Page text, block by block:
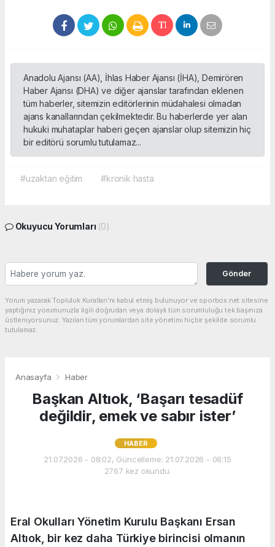
Anadolu Ajansı (AA), İhlas Haber Ajansı (İHA), Demirören
Haber Ajansı (DHA) ve diğer ajanslar tarafından eklenen
tüm haberler, sitemizin editörlerinin müdahalesi olmadan
ajans kanallarından çekilmektedir. Bu haberlerde yer alan
hukuki muhataplar haberi geçen ajanslar olup sitemizin hiç
bir editörü sorumlu tutulamaz...
#uzaktan eğitim #kronik hasta
Okuyucu Yorumları (0)
Gönder
Yorum yazarak Topluluk Kuralları’nı kabul etmiş bulunuyor ve sporbox.net sitesine
yaptığınız yorumunuzla ilgili doğrudan veya dolaylı tüm sorumluluğu tek başınıza
üstleniyorsunuz. Yazılan tüm yorumlardan site yönetimi hiçbir şekilde sorumlu
tutulamaz.
Anasayfa Haber
Başkan Altıok, ‘Başarı tesadüf
değildir, emek ve sabır ister’
HABER
21.07.2026 - 08:02, Güncelleme: 21.07.2026 - 08:15
2767 kez okundu.
Eral Okulları Yönetim Kurulu Başkanı Ersan
Altıok, bir kez daha Türkiye birincisi olmanın